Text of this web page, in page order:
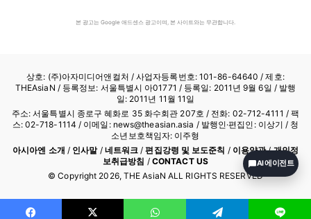
본 광고는 Google 애드센스 광고이며, 본 사이트와는 무관합니다.
상호: (주)아자미디어앤컬처 /사업자등록번호: 101-86-64640 / 제호:
THEAsiaN / 등록정보: 서울특별시 아01771 / 등록일: 2011년 9월 6일 / 발행
일: 2011년 11월 11일
주소: 서울특별시 종로구 혜화로 35 화수회관 207호 / 전화: 02-712-4111 / 팩
스: 02-718-1114 / 이메일: news@theasian.asia / 발행인·편집인: 이상기 / 청
소년보호책임자: 이주형
아시아엔 소개 / 인사말/ 네트워크 /편집강령 및 보도준칙 / 이용약관/개인정
보취급방침 / CONTACT US
© Copyright 2026, THE AsiaN ALL RIGHTS RESERVED
AI 에이전트